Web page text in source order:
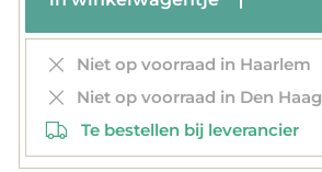
Niet op voorraad in Haarlem
Niet op voorraad in Den Haag
Te bestellen bij leverancier